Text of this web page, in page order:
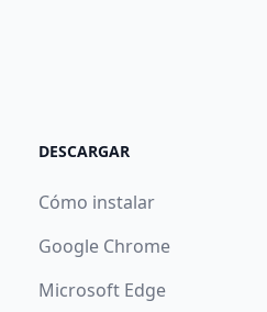
DESCARGAR
Cómo instalar
Google Chrome
Microsoft Edge